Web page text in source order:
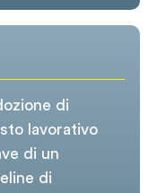
di
lavorativo
di un
di